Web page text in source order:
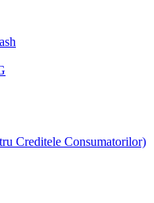
Creditele Consumatorilor)